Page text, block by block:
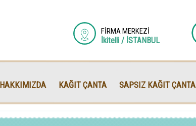
FİRMA MERKEZİ
İkitelli / İSTANBUL
HAKKIMIZDA KAĞIT ÇANTA SAPSIZ KAĞIT ÇANTA